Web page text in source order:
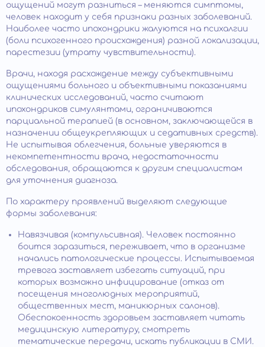
ощущений могут разниться – меняются симптомы,
человек находит у себя признаки разных заболеваний.
Наиболее часто ипохондрики жалуются на психалгии
(боли психогенного происхождения) разной локализации,
парестезии (утрату чувствительности).
Врачи, находя расхождение между субъективными
ощущениями больного и объективными показаниями
клинических исследований, часто считают
ипохондриков симулянтами, ограничиваются
парциальной терапией (в основном, заключающейся в
назначении общеукрепляющих и седативных средств).
Не испытывая облегчения, больные уверяются в
некомпетентности врача, недостаточности
обследования, обращаются к другим специалистам
для уточнения диагноза.
По характеру проявлений выделяют следующие
формы заболевания:
Навязчивая (компульсивная). Человек постоянно
боится заразиться, переживает, что в организме
начались патологические процессы. Испытываемая
тревога заставляет избегать ситуаций, при
которых возможно инфицирование (отказ от
посещения многолюдных мероприятий,
общественных мест, маникюрных салонов).
Обеспокоенность здоровьем заставляет читать
медицинскую литературу, смотреть
тематические передачи, искать публикации в СМИ.